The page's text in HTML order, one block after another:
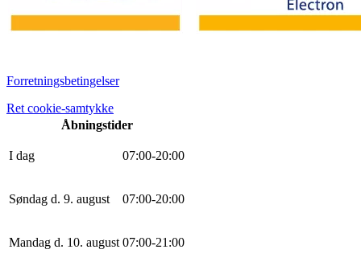
Forretningsbetingelser
Ret cookie-samtykke
Åbningstider
I dag 07:00-20:00
Søndag d. 9. august 07:00-20:00
Mandag d. 10. august 07:00-21 :00